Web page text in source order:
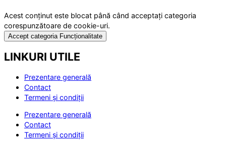
Acest conținut este blocat până când acceptați categoria
corespunzătoare de cookie-uri.
Accept categoria Funcționalitate
LINKURI UTILE
Prezentare generală
Contact
Termeni și condiții
Prezentare generală
Contact
Termeni și condiții